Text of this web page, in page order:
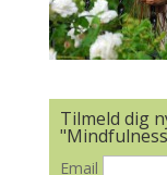
Tilmeld dig
Email